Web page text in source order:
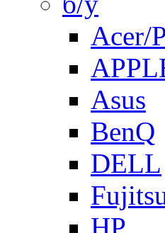
Acer/
Asus
BenQ
DELL
HP